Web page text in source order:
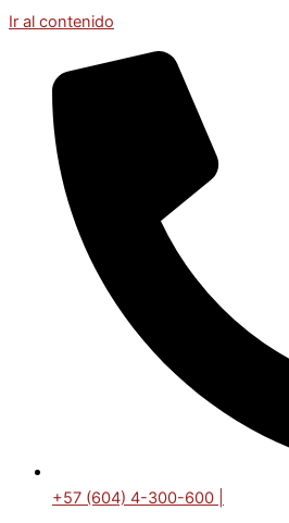
Ir al contenido
+57 (604) 4-300-600 |